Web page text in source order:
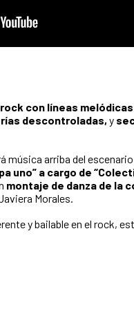
con líneas
descontroladas, y
música arriba del
uno” a cargo de
montaje de danza de la
Morales.
y bailable en el rock,